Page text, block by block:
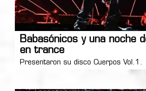
Babasónicos y una noche
en trance
Presentaron su disco Cuerpos Vol.1.